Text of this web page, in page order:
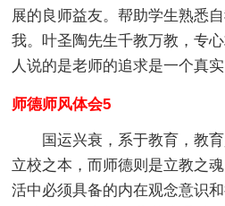
展的良师益友。帮助学生熟悉
我。叶圣陶先生千教万教，专
人说的是老师的追求是一个真实
师德师风体会5
国运兴衰，系于教育，教育
立校之本，而师德则是立教之
活中必须具备的内在观念意识